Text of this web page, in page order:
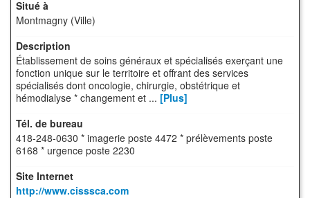
Montmagny (Ville)
Établissement de soins généraux et spécialisés exerçant une
fonction unique sur le territoire et offrant des services
spécialisés dont oncologie, chirurgie, obstétrique et
hémodialyse * changement et ... [Plus]
418-248-0630 * imagerie poste 4472 * prélèvements poste
6168 * urgence poste 2230
http://www.cisssca.com